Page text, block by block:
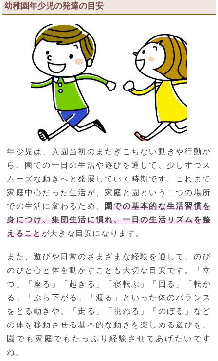
幼稚園年少児の発達の目安
年少児は、入園当初のまだぎこちない動きや行動か
ら、園での一日の生活や遊びを通して、少しずつス
ムーズな動きへと発展していく時期です。これまで
家庭中心だった生活が、家庭と園という二つの場所
での生活に変わるため、園での基本的な生活習慣を
身につけ、集団生活に慣れ、一日の生活リズムを整
えることが大きな目安になります。
また、遊びや日常のさまざまな経験を通して、のび
のびと心と体を動かすことも大切な目安です。「立
つ」「座る」「起きる」「寝転ぶ」「回る」「転が
る」「ぶら下がる」「渡る」といった体のバランス
をとる動きや、「走る」「跳ねる」「のぼる」など
の体を移動させる基本的な動きを楽しめる遊びを、
園でも家庭でもたっぷり経験させてあげたいです
ね。